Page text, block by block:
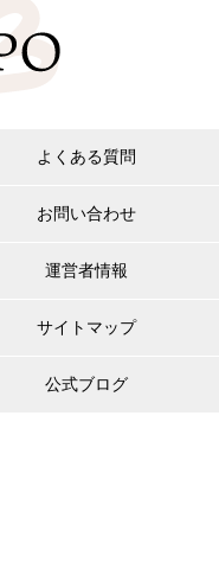
よくある質問
お問い合わせ
運営者情報
サイトマップ
公式ブログ